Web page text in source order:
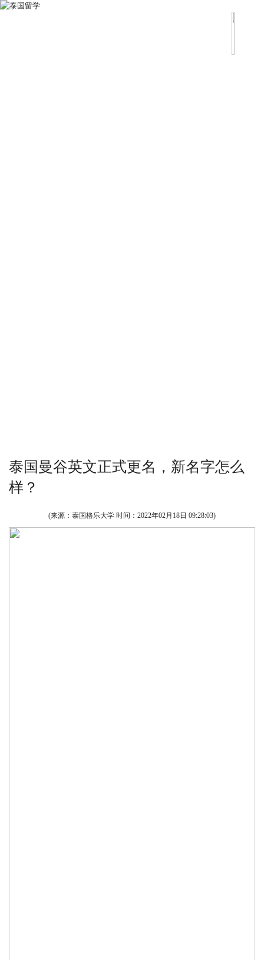
泰国曼谷英文正式更名，新名字怎么
样？
(来源：泰国格乐大学 时间： 2022年02月18日 09:28:03)